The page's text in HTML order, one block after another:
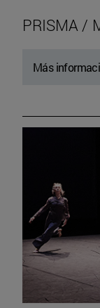
PRISMA /
Más